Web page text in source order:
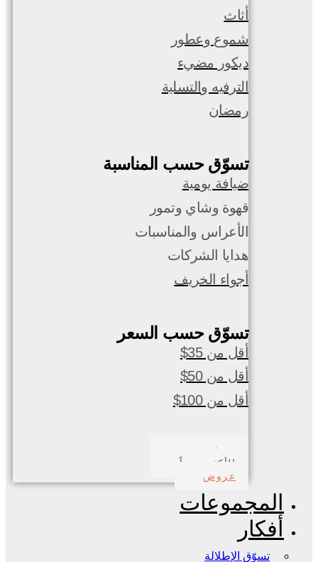
أثاث
شموع وعطور
ديكور مضيء
الترفيه والتسلية
رمضان
تسوّق حسب المناسبة
ضيافة يومية
قهوة وشاي وتمور
الأعراس والمناسبات
هدايا الشركات
أجواء الخريف
تسوّق حسب السعر
أقل من 35$
أقل من 50$
أقل من 100$
صدف بحري
الأكثر مبيعاً
عروض
المجموعات
أفكار
تسوّق الإطلالة